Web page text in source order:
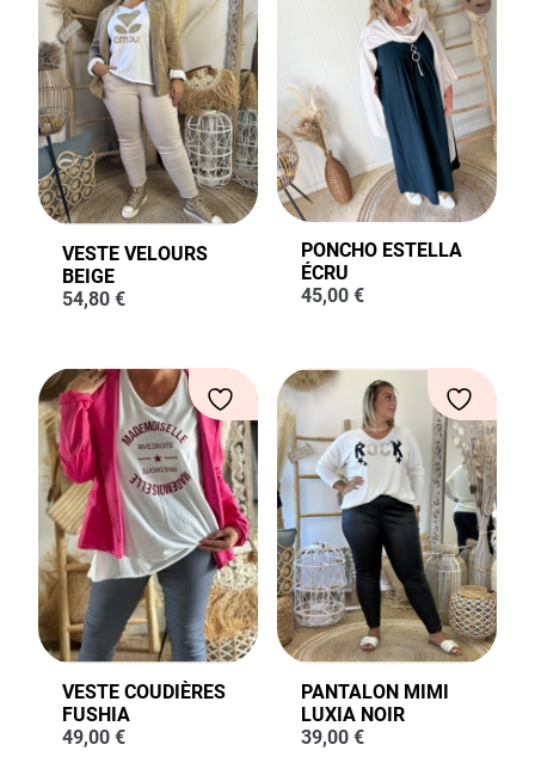
VESTE VELOURS
BEIGE
54,80 €
PONCHO ESTELLA
ÉCRU
45,00 €
VESTE COUDIÈRES
FUSHIA
49,00 €
PANTALON MIMI
LUXIA NOIR
39,00 €